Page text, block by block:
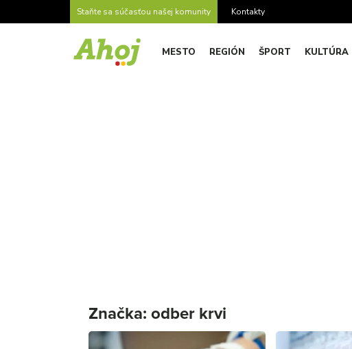
Staňte sa súčasťou našej komunity Kontakty
MESTO REGIÓN ŠPORT KULTÚRA
Značka: odber krvi